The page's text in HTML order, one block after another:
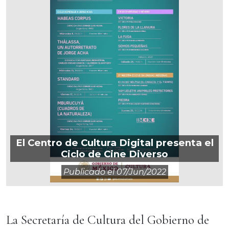
El Centro de Cultura Digital presenta el
Ciclo de Cine Diverso
Publicado el07/jun/2022
La Secretaría de Cultura del Gobierno de